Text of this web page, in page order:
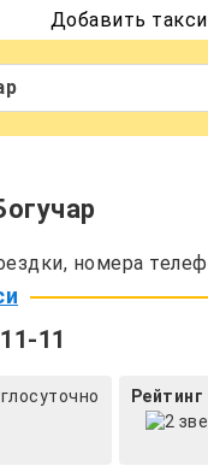
Добавить такси
номера
11